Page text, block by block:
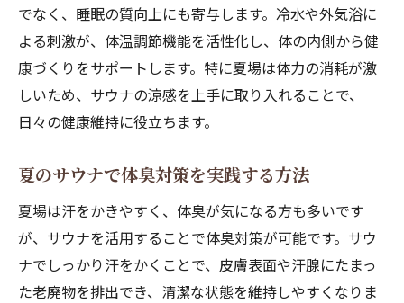
でなく、睡眠の質向上にも寄与します。冷水や外気浴に
よる刺激が、体温調節機能を活性化し、体の内側から健
康づくりをサポートします。特に夏場は体力の消耗が激
しいため、サウナの涼感を上手に取り入れることで、
日々の健康維持に役立ちます。
夏のサウナで体臭対策を実践する方法
夏場は汗をかきやすく、体臭が気になる方も多いです
が、サウナを活用することで体臭対策が可能です。サウ
ナでしっかり汗をかくことで、皮膚表面や汗腺にたまっ
た老廃物を排出でき、清潔な状態を維持しやすくなりま